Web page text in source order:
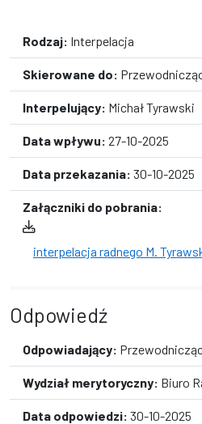
Rodzaj: Interpelacja
Skierowane do:
Interpelujący: Michał Tyrawski
Data wpływu: 27-10-2025
Data przekazania: 30-10-2025
Załączniki do pobrania:
interpelacja radnego M.
Odpowiedź
Odpowiadający:
Wydział merytoryczny: Biuro
Data odpowiedzi: 30-10-2025